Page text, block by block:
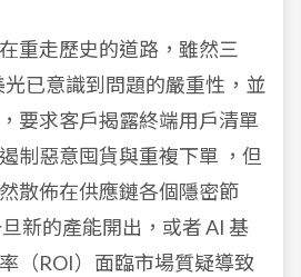
重走歷史的道路，雖然三
光已意識到問題的嚴重性，並
要求客戶揭露終端用戶清單
制惡意囤貨與重複下單 ，但
散佈在供應鏈各個隱密節
新的產能開出，或者 AI 基
（ROI）面臨市場質疑導致